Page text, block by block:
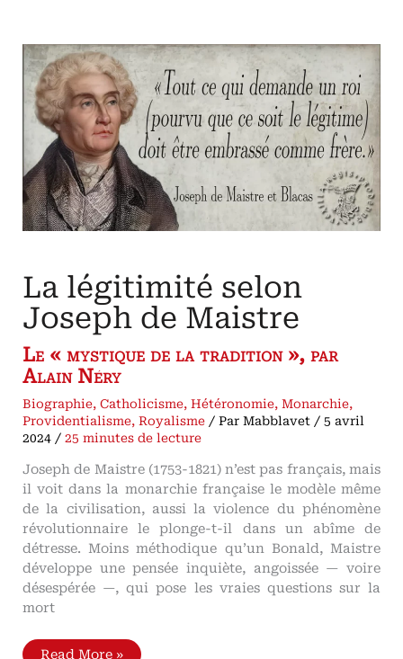
de
l’impératrice
Zita
Quand
se
révèle
l'essence
de
la
monarchie
La légitimité selon
Joseph de Maistre
Le « mystique de la tradition », par
Alain Néry
Biographie,Catholicisme,Hétéronomie,Monarchie,
Providentialisme,Royalisme / ParMabblavet /5 avril
2024 /25 minutes de lecture
Joseph de Maistre (1753-1821) n’est pas français, mais
il voit dans la monarchie française le modèle même
de la civilisation, aussi la violence du phénomène
révolutionnaire le plonge-t-il dans un abîme de
détresse. Moins méthodique qu’un Bonald, Maistre
développe une pensée inquiète, angoissée — voire
désespérée —, qui pose les vraies questions sur la
mort
La
Read More »